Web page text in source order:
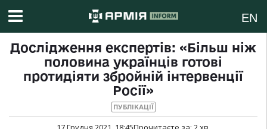
EN
Дослідження експертів: «Більш ніж
половина українців готові
протидіяти збройній інтервенції
Росії»
ПУБЛІКАЦІЇ